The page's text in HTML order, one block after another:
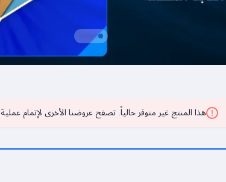
هذا المنتج غير متوفر حالياً. تصفح عروضنا الأخرى لإتمام عملية